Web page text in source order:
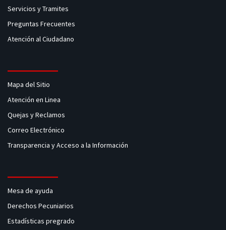
Servicios y Tramites
Preguntas Frecuentes
Atención al Ciudadano
Mapa del Sitio
Atención en Linea
Quejas y Reclamos
Correo Electrónico
Transparencia y Acceso a la Información
Mesa de ayuda
Derechos Pecuniarios
Estadísticas pregrado